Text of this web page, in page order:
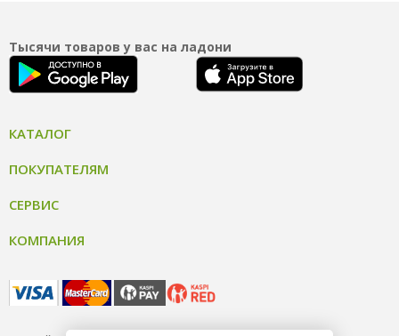
Тысячи товаров у вас на ладони
КАТАЛОГ
ПОКУПАТЕЛЯМ
СЕРВИС
КОМПАНИЯ